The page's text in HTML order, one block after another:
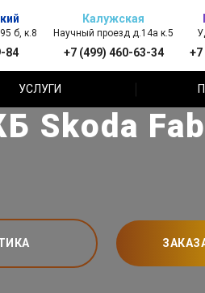
б, к.8
84
Калужская
Научный проезд д.14а к.5
+7 (499) 460-63-34
УСЛУГИ
Skoda